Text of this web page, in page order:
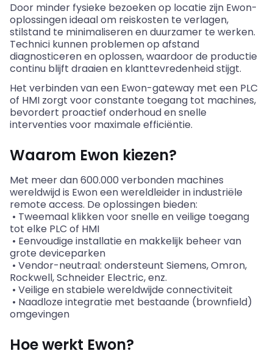
Door minder fysieke bezoeken op locatie zijn Ewon-
oplossingen ideaal om reiskosten te verlagen,
stilstand te minimaliseren en duurzamer te werken.
Technici kunnen problemen op afstand
diagnosticeren en oplossen, waardoor de productie
continu blijft draaien en klanttevredenheid stijgt.
Het verbinden van een Ewon-gateway met een PLC
of HMI zorgt voor constante toegang tot machines,
bevordert proactief onderhoud en snelle
interventies voor maximale efficiëntie.
Waarom Ewon kiezen?
Met meer dan 600.000 verbonden machines
wereldwijd is Ewon een wereldleider in industriële
remote access. De oplossingen bieden:
• Tweemaal klikken voor snelle en veilige toegang
tot elke PLC of HMI
• Eenvoudige installatie en makkelijk beheer van
grote deviceparken
• Vendor-neutraal: ondersteunt Siemens, Omron,
Rockwell, Schneider Electric, enz.
• Veilige en stabiele wereldwijde connectiviteit
• Naadloze integratie met bestaande (brownfield)
omgevingen
Hoe werkt Ewon?